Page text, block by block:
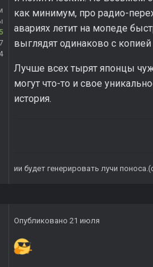
как минимум, про радио-
авариях летит на мопеде
выглядят одинаково с
Лучше всех тырят японцы
могут что-то и свое
история.
ии будет генерировать лучи
Опубликовано 21 июля